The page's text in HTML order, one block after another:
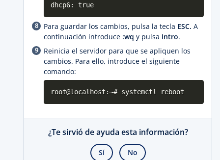
dhcp6: true
Para guardar los cambios, pulsa la tecla ESC. A
continuación introduce :wq y pulsa Intro.
Reinicia el servidor para que se apliquen los
cambios. Para ello, introduce el siguiente
comando:
root@localhost:~# systemctl reboot
¿Te sirvió de ayuda esta información?
Sí No